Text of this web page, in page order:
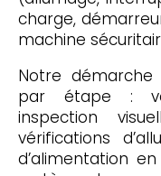
charge,
machine
Notre démarche
par étape :
inspection
vérifications
d’alimentation